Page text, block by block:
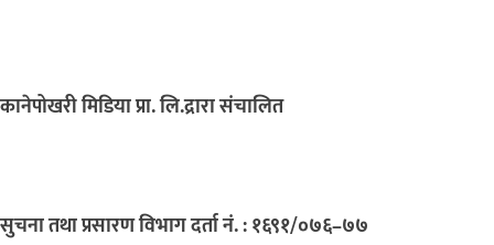
कानेपोखरी मिडिया प्रा. लि.द्रारा संचालित
सुचना तथा प्रसारण विभाग दर्ता नं. : १६९१/०७६–७७